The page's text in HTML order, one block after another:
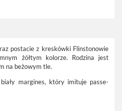
postacie z kreskówki Flinstonowie
żółtym kolorze. Rodzina jest
na beżowym tle.
margines, który imituje passe-